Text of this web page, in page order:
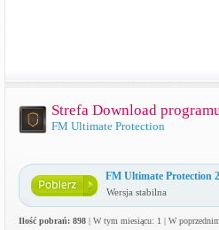
Strefa Download
FM Ultimate Protection
FM Ultimate Protection
Wersja stabilna
Ilość pobrań: 898| W tym miesiącu: 1 | W